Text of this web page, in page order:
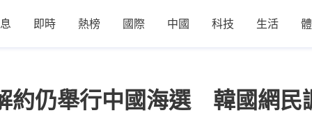
即時 熱榜 國際 中國 科技 生活
約仍舉行中國海選 韓國網民